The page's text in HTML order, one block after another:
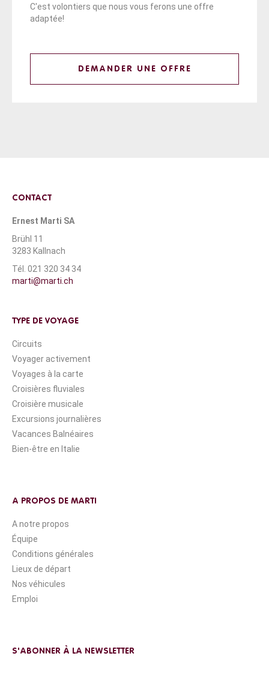
C'est volontiers que nous vous ferons une offre
adaptée!
DEMANDER UNE OFFRE
CONTACT
Ernest Marti SA
Brühl 11
3283 Kallnach
Tél. 021 320 34 34
marti@marti.ch
TYPE DE VOYAGE
Circuits
Voyager activement
Voyages à la carte
Croisières fluviales
Croisière musicale
Excursions journalières
Vacances Balnéaires
Bien-être en Italie
A PROPOS DE MARTI
A notre propos
Équipe
Conditions générales
Lieux de départ
Nos véhicules
Emploi
S'ABONNER À LA NEWSLETTER